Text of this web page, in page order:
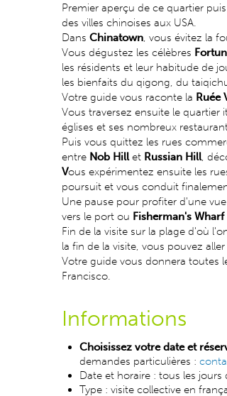
Premier aperçu de ce quartier
des villes chinoises aux USA.
Dans Chinatown, vous évitez la
Vous dégustez les célèbres
les résidents et leur habitude de
les bienfaits du qigong, du
Votre guide vous raconte la Ruée
Vous traversez ensuite le quartier
églises et ses nombreux
Puis vous quittez les rues
entre Nob Hillet Russian Hill,
Vous expérimentez ensuite les
poursuit et vous conduit
Une pause pour profiter d'une
vers le port ou Fisherman's Wharf
Fin de la visite sur la plage d'où
la fin de la visite, vous pouvez
Votre guide vous donnera toutes
Francisco.
Informations
Choisissez votre date et
demandes particulières :
Date et horaire : tous les
Type : visite collective en